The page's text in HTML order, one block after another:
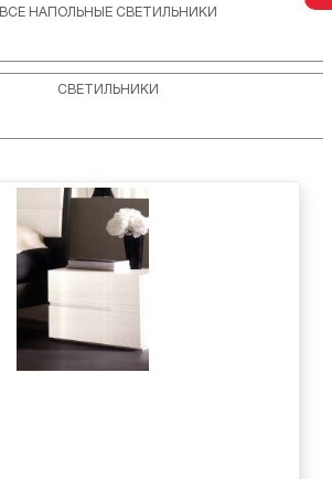
ВСЕ НАПОЛЬНЫЕ СВЕТИЛЬНИКИ
СВЕТИЛЬНИКИ